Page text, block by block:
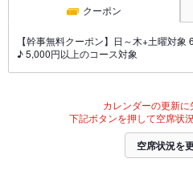
クーポン
【幹事無料クーポン】日～木+土曜対
♪ 5,000円以上のコース対象
カレンダーの更新に
下記ボタンを押して空席状
空席状況を